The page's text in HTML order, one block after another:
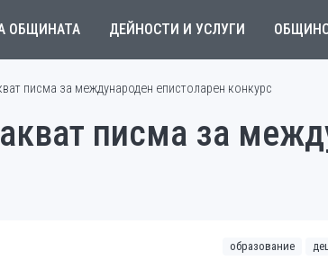
ОБЩИНАТА ДЕЙНОСТИ И УСЛУГИ
писма за международен епистоларен конкурс
писма за
образование